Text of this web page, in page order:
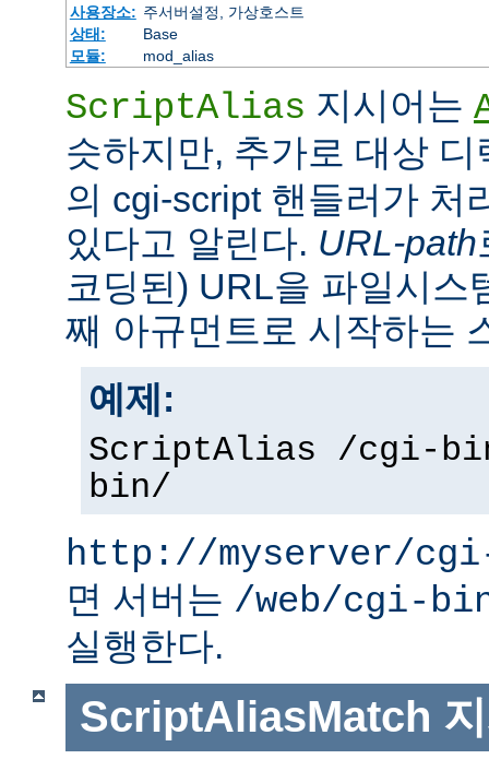
사용장소: 주서버설정, 가상호스트
상태:
Base
모듈:
mod_alias
ScriptAlias 지시어는
슷하지만, 추가로 대상
의 cgi-script 핸들러가 처
있다고 알린다. URL-path
코딩된) URL을 파일시스
째 아규먼트로 시작하는
예제:
ScriptAlias /cgi-
bin/
http://myserver/
면 서버는 /web/cgi-
실행한다.
ScriptAliasMatch